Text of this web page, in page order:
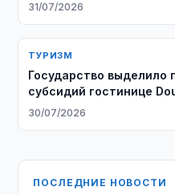
31/07/2026
ТУРИЗМ
Государство выделило
субсидий гостинице
Ташкенте
30/07/2026
ПОСЛЕДНИЕ НОВОСТИ